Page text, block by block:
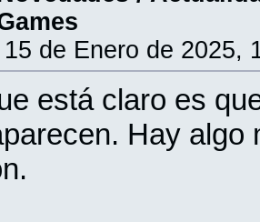
15 de Enero de 2025,
está claro es
Hay algo